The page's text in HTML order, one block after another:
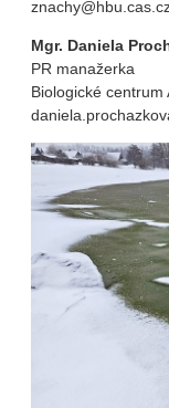
Mgr. Daniela
PR manažerka
Biologické centrum